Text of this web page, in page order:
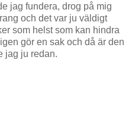
jag fundera, drog på mig
och det var ju väldigt
som helst som kan hindra
gör en sak och då är den
jag ju redan.